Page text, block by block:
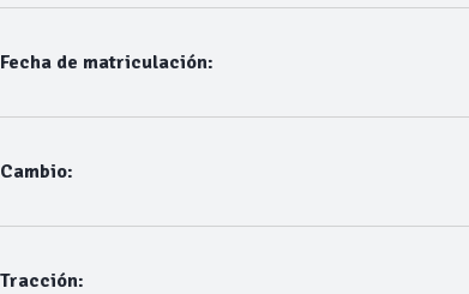
Fecha de matriculación:
Cambio:
Tracción: